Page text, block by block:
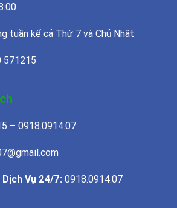
tuần kể cả Thứ 7 và Chủ Nhật
571215
– 0918.0914.07
Dịch Vụ 24/7: 0918.0914.07